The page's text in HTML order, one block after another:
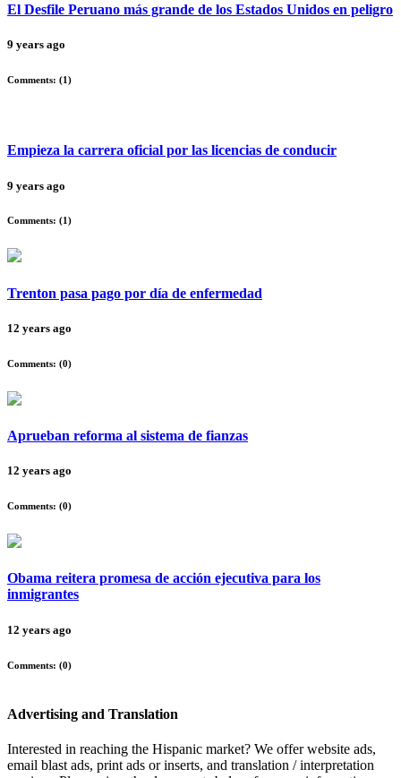
El Desfile Peruano más grande de los Estados Unidos en peligro
9 years ago
Comments: (1)
Empieza la carrera oficial por las licencias de conducir
9 years ago
Comments: (1)
Trenton pasa pago por día de enfermedad
12 years ago
Comments: (0)
Aprueban reforma al sistema de fianzas
12 years ago
Comments: (0)
Obama reitera promesa de acción ejecutiva para los
inmigrantes
12 years ago
Comments: (0)
Advertising and Translation
Interested in reaching the Hispanic market? We offer website ads,
email blast ads, print ads or inserts, and translation / interpretation